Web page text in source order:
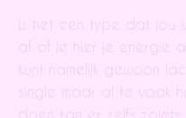
Is het een type dat jou
af of je hier je energie
kunt namelijk gewoon
single maar al te vaak
doen kan er zelfs